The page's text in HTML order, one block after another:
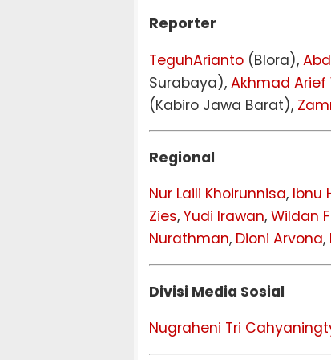
Reporter
TeguhArianto (Blora),
Surabaya), Akhmad Arief
(Kabiro Jawa Barat),
Regional
Nur Laili Khoirunnisa, Ibnu
Zies, Yudi Irawan, Wildan
Nurathman, Dioni Arvona,
Divisi Media Sosial
Nugraheni Tri